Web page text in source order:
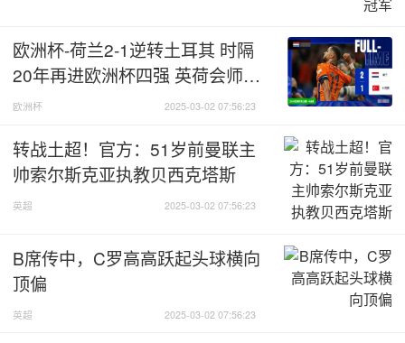
欧洲杯-荷兰2-1逆转土耳其 时隔
20年再进欧洲杯四强 英荷会师半
决赛！
欧洲杯 2025-03-02 07:56:23
转战土超！官方：51岁前曼联主
帅索尔斯克亚执教贝西克塔斯
英超 2025-03-02 07:56:23
B席传中，C罗高高跃起头球横向
顶偏
英超 2025-03-02 07:56:23